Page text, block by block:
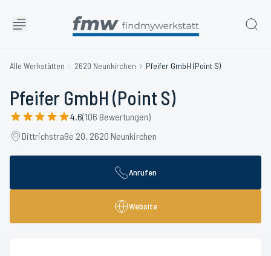
Alle Werkstätten 2620 Neunkirchen Pfeifer GmbH (Point S)
Pfeifer GmbH (Point S)
4.6(106 Bewertungen)
Dittrichstraße 20, 2620 Neunkirchen
Anrufen
Website